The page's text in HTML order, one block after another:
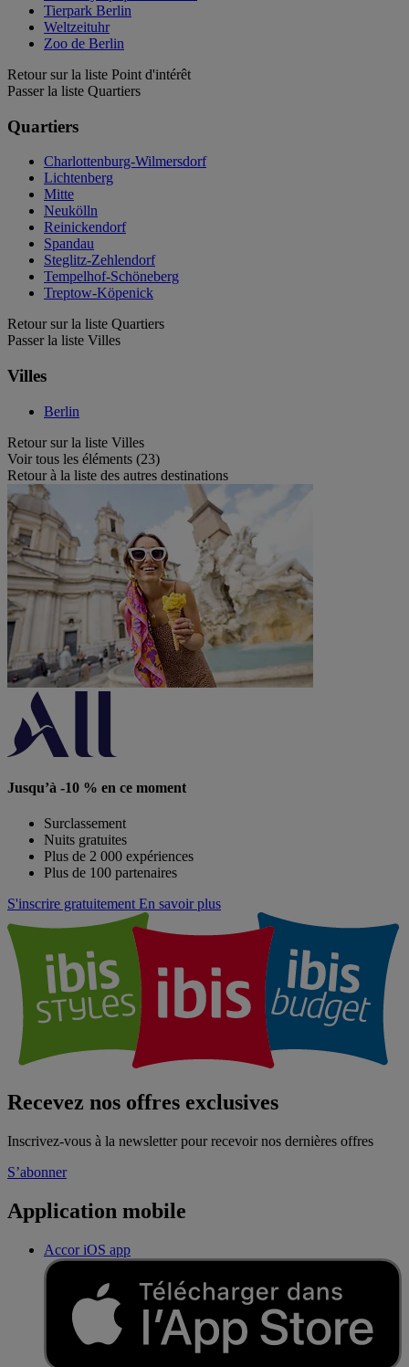
Tierpark Berlin
Weltzeituhr
Zoo de Berlin
Retour sur la liste Point d'intérêt
Passer la liste Quartiers
Quartiers
Charlottenburg-Wilmersdorf
Lichtenberg
Mitte
Neukölln
Reinickendorf
Spandau
Steglitz-Zehlendorf
Tempelhof-Schöneberg
Treptow-Köpenick
Retour sur la liste Quartiers
Passer la liste Villes
Villes
Berlin
Retour sur la liste Villes
Voir tous les éléments (23)
Retour à la liste des autres destinations
Jusqu’à -10 % en ce moment
Surclassement
Nuits gratuites
Plus de 2 000 expériences
Plus de 100 partenaires
S'inscrire gratuitement En savoir plus
Recevez nos offres exclusives
Inscrivez-vous à la newsletter pour recevoir nos dernières offres
S’abonner
Application mobile
Accor iOS app